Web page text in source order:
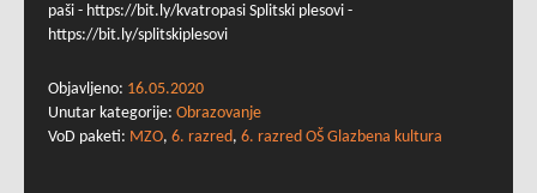
paši - https://bit.ly/kvatropasi Splitski plesovi -
https://bit.ly/splitskiplesovi
Objavljeno: 16.05.2020
Unutar kategorije: Obrazovanje
VoD paketi: MZO, 6. razred, 6. razred OŠ Glazbena kultura